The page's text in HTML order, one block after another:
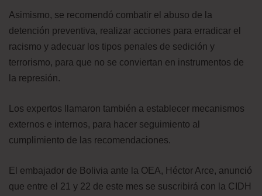
Asimismo, se recomendó combatir el abuso de la
detención preventiva, realizar acciones para erradicar el
racismo y adecuar los tipos penales de sedición y
terrorismo, para que no se conviertan en instrumentos de
la represión.
Los expertos llamaron también a establecer mecanismos
externos e internos, para hacer seguimiento al
cumplimiento de las recomendaciones.
El embajador de Bolivia ante la OEA, Héctor Arce, anunció
que entre el 21 y 22 de este mes se suscribirá con la CIDH